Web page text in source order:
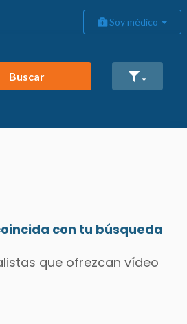
Soy médico
Buscar
con tu búsqueda
que ofrezcan vídeo